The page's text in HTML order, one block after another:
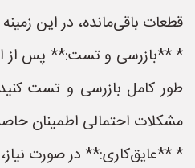
قطعات باقی‌مانده، در این
* **بازرسی و تست:** پس از
طور کامل بازرسی و تست
مشکلات احتمالی اطمینان
* **عایق‌کاری:** در صورت نیاز،